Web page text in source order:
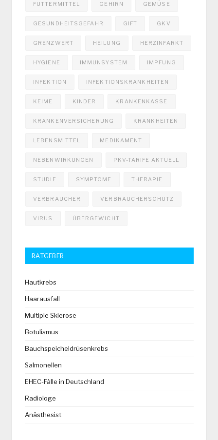
FUTTERMITTEL GEHIRN GEMÜSE
GESUNDHEITSGEFAHR GIFT GKV
GRENZWERT HEILUNG HERZINFARKT
HYGIENE IMMUNSYSTEM IMPFUNG
INFEKTION INFEKTIONSKRANKHEITEN
KEIME KINDER KRANKENKASSE
KRANKENVERSICHERUNG KRANKHEITEN
LEBENSMITTEL MEDIKAMENT
NEBENWIRKUNGEN PKV-TARIFE AKTUELL
STUDIE SYMPTOME THERAPIE
VERBRAUCHER VERBRAUCHERSCHUTZ
VIRUS ÜBERGEWICHT
RATGEBER
Hautkrebs
Haarausfall
Multiple Sklerose
Botulismus
Bauchspeicheldrüsenkrebs
Salmonellen
EHEC-Fälle in Deutschland
Radiologe
Anästhesist